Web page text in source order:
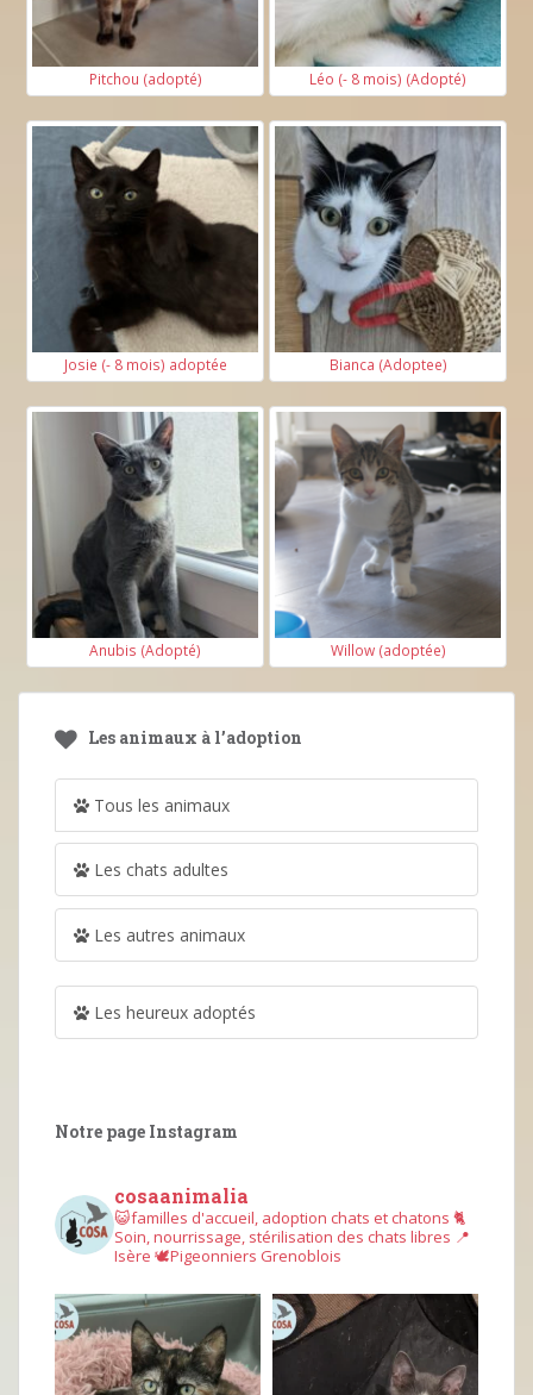
Pitchou (adopté) Léo (- 8 mois) (Adopté)
Josie (- 8 mois) adoptée Bianca (Adoptee)
Anubis (Adopté) Willow (adoptée)
Les animaux à l’adoption
Tous les animaux
Les chats adultes
Les autres animaux
Les heureux adoptés
Notre page Instagram
cosaanimalia
😺familles d'accueil, adoption chats et chatons 🐈
Soin, nourrissage, stérilisation des chats libres 📍
Isère 🕊︎Pigeonniers Grenoblois